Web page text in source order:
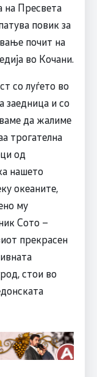
на Пресвета
повик за
почит на
во Кочани.
со луѓето во
заедница и со
да жалиме
трогателна
од
нашето
океаните,
му
Сото –
прекрасен
стои во